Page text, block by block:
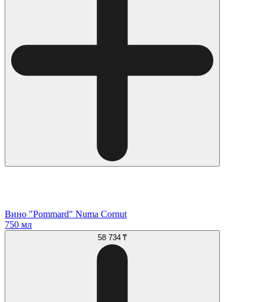
Вино "Pommard" Numa Cornut
750 мл
58 734 ₸